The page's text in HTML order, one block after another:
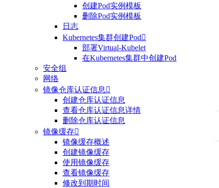
创建Pod实例模板
删除Pod实例模板
日志
Kubernetes集群创建Pod
部署Virtual-Kubelet
在Kubernetes集群中创建Pod
安全组
网络
镜像仓库认证信息 
创建仓库认证信息
查看仓库认证信息详情
删除仓库认证信息
镜像缓存
镜像缓存概述
创建镜像缓存
使用镜像缓存
查看镜像缓存
修改到期时间